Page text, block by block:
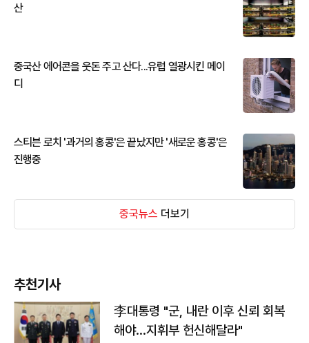
산
중국산 에어콘을 웃돈 주고 산다...유럽 열광시킨 메이
디
스티븐 로치 '과거의 홍콩'은 끝났지만 '새로운 홍콩'은
진행중
중국뉴스 더보기
추천기사
李대통령 "군, 내란 이후 신뢰 회복
해야…지휘부 헌신해달라"